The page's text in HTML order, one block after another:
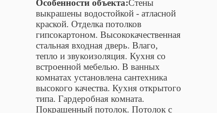
Особенности объекта:Стены
выкрашены водостойкой - атласной
краской. Отделка потолков
гипсокартоном. Высококачественная
стальная входная дверь. Влаго,
тепло и звукоизоляция. Кухня со
встроенной мебелью. В ванных
комнатах установлена сантехника
высокого качества. Кухня открытого
типа. Гардеробная комната.
Покрашенный потолок. Потолок с